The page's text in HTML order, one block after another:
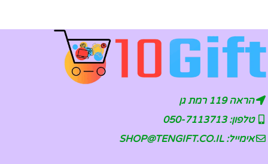
הראה 119 רמת גן
טלפון: 050-7113713
אימייל: SHOP@TENGIFT.CO.IL